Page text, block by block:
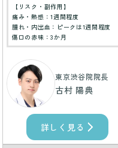
【リスク・副作用】
痛み・熱感：1週間程度
腫れ・内出血：ピークは1週間程度
傷口の赤味：3か月
東京渋谷院院長
古村 陽典
詳しく見る